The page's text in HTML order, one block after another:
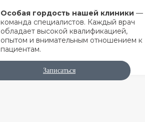
Особая гордость нашей клиники —
команда специалистов. Каждый врач
обладает высокой квалификацией,
опытом и внимательным отношением к
пациентам.
Записаться